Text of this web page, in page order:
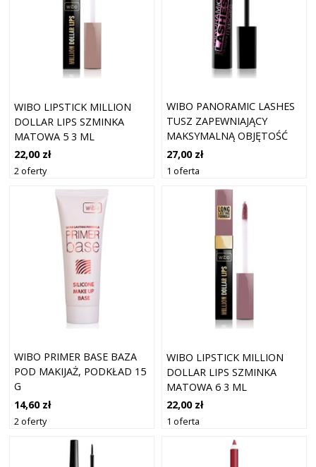
WIBO LIPSTICK MILLION
DOLLAR LIPS SZMINKA
MATOWA 5 3 ML
22,00 zł
2 oferty
WIBO PANORAMIC LASHES
TUSZ ZAPEWNIAJĄCY
MAKSYMALNĄ OBJĘTOŚĆ
RZĘS
27,00 zł
1 oferta
WIBO PRIMER BASE BAZA
POD MAKIJAŻ, PODKŁAD 15
G
14,60 zł
2 oferty
WIBO LIPSTICK MILLION
DOLLAR LIPS SZMINKA
MATOWA 6 3 ML
22,00 zł
1 oferta